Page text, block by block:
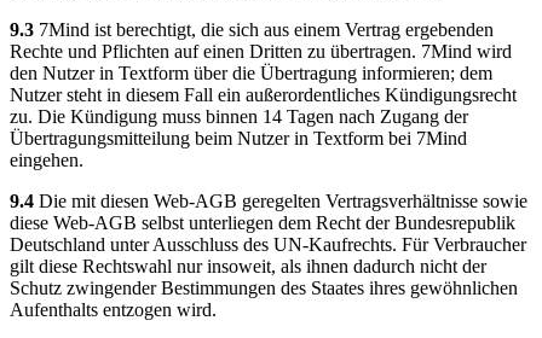
9.3 7Mind ist berechtigt, die sich aus einem Vertrag ergebenden
Rechte und Pflichten auf einen Dritten zu übertragen. 7Mind wird
den Nutzer in Textform über die Übertragung informieren; dem
Nutzer steht in diesem Fall ein außerordentliches Kündigungsrecht
zu. Die Kündigung muss binnen 14 Tagen nach Zugang der
Übertragungsmitteilung beim Nutzer in Textform bei 7Mind
eingehen.
9.4 Die mit diesen Web-AGB geregelten Vertragsverhältnisse sowie
diese Web-AGB selbst unterliegen dem Recht der Bundesrepublik
Deutschland unter Ausschluss des UN-Kaufrechts. Für Verbraucher
gilt diese Rechtswahl nur insoweit, als ihnen dadurch nicht der
Schutz zwingender Bestimmungen des Staates ihres gewöhnlichen
Aufenthalts entzogen wird.